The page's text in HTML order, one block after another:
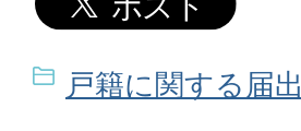
戸籍に関する届出